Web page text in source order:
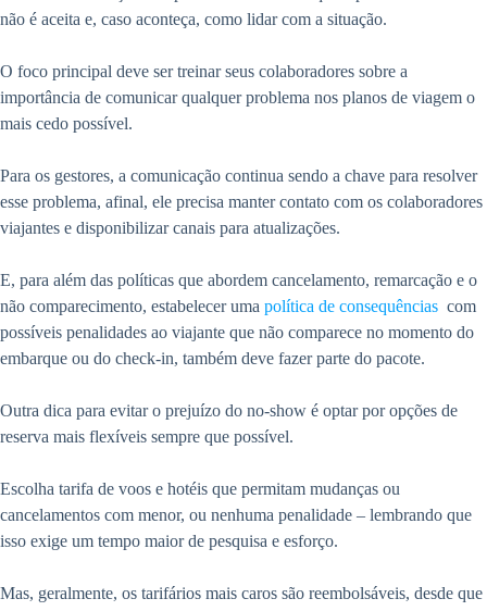
não é aceita e, caso aconteça, como lidar com a situação.
O foco principal deve ser treinar seus colaboradores sobre a
importância de comunicar qualquer problema nos planos de viagem o
mais cedo possível.
Para os gestores, a comunicação continua sendo a chave para resolver
esse problema, afinal, ele precisa manter contato com os colaboradores
viajantes e disponibilizar canais para atualizações.
E, para além das políticas que abordem cancelamento, remarcação e o
não comparecimento, estabelecer uma política de consequências com
possíveis penalidades ao viajante que não comparece no momento do
embarque ou do check-in, também deve fazer parte do pacote.
Outra dica para evitar o prejuízo do no-show é optar por opções de
reserva mais flexíveis sempre que possível.
Escolha tarifa de voos e hotéis que permitam mudanças ou
cancelamentos com menor, ou nenhuma penalidade – lembrando que
isso exige um tempo maior de pesquisa e esforço.
Mas, geralmente, os tarifários mais caros são reembolsáveis, desde que